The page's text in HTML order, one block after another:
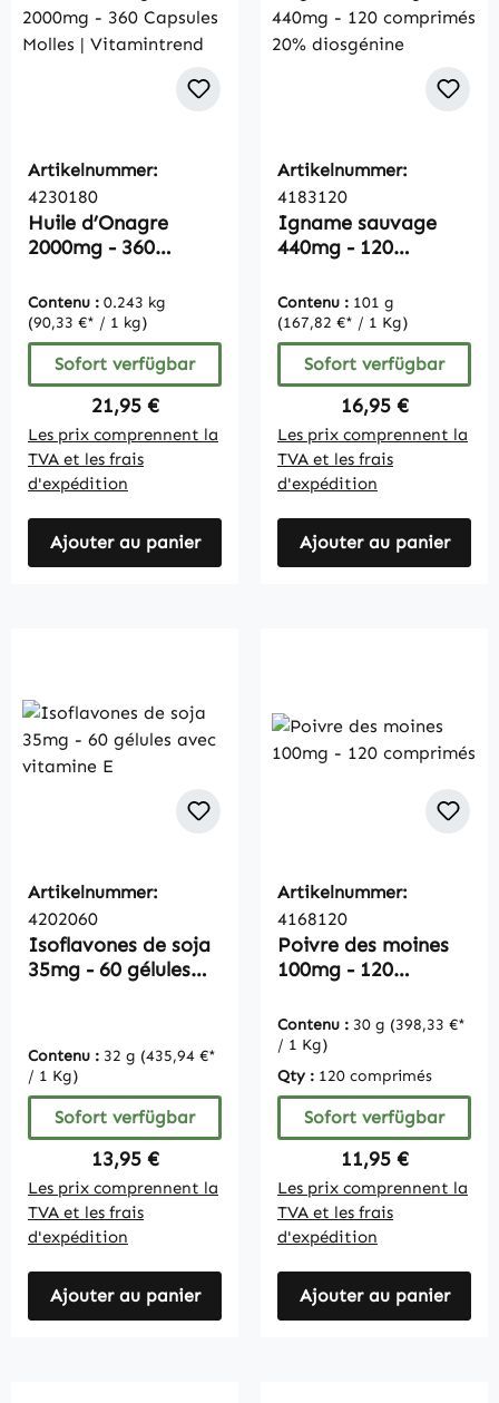
Artikelnummer:
4230180
Huile d’Onagre
2000mg - 360
Vitamintrend
Contenu : 0.243 kg
(90,33 €* / 1 kg)
Sofort verfügbar
Regulärer Preis:
21,95 €
Les prix comprennent la
TVA et les frais
d'expédition
Ajouter au panier
Artikelnummer:
4183120
Igname sauvage
440mg - 120
diosgénine
Contenu : 101 g
(167,82 €* / 1 Kg)
Sofort verfügbar
Regulärer Preis:
16,95 €
Les prix comprennent la
TVA et les frais
d'expédition
Ajouter au panier
Artikelnummer:
4202060
Isoflavones de soja
35mg - 60 gélules
Contenu : 32 g (435,94 €*
/ 1 Kg)
Sofort verfügbar
Regulärer Preis:
13,95 €
Les prix comprennent la
TVA et les frais
d'expédition
Ajouter au panier
Artikelnummer:
4168120
Poivre des moines
100mg - 120
Contenu : 30 g (398,33 €*
/ 1 Kg)
Qty : 120 comprimés
Sofort verfügbar
Regulärer Preis:
11,95 €
Les prix comprennent la
TVA et les frais
d'expédition
Ajouter au panier